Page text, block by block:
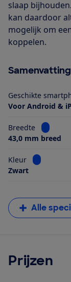
slaap
kan daardoor
mogelijk om
koppelen.
Samenvatting
Geschikte
Voor Android &
Breedte
Bekijk
43,0 mm breed
Kleur
Bekijk
Zwart
Alle
Prijzen